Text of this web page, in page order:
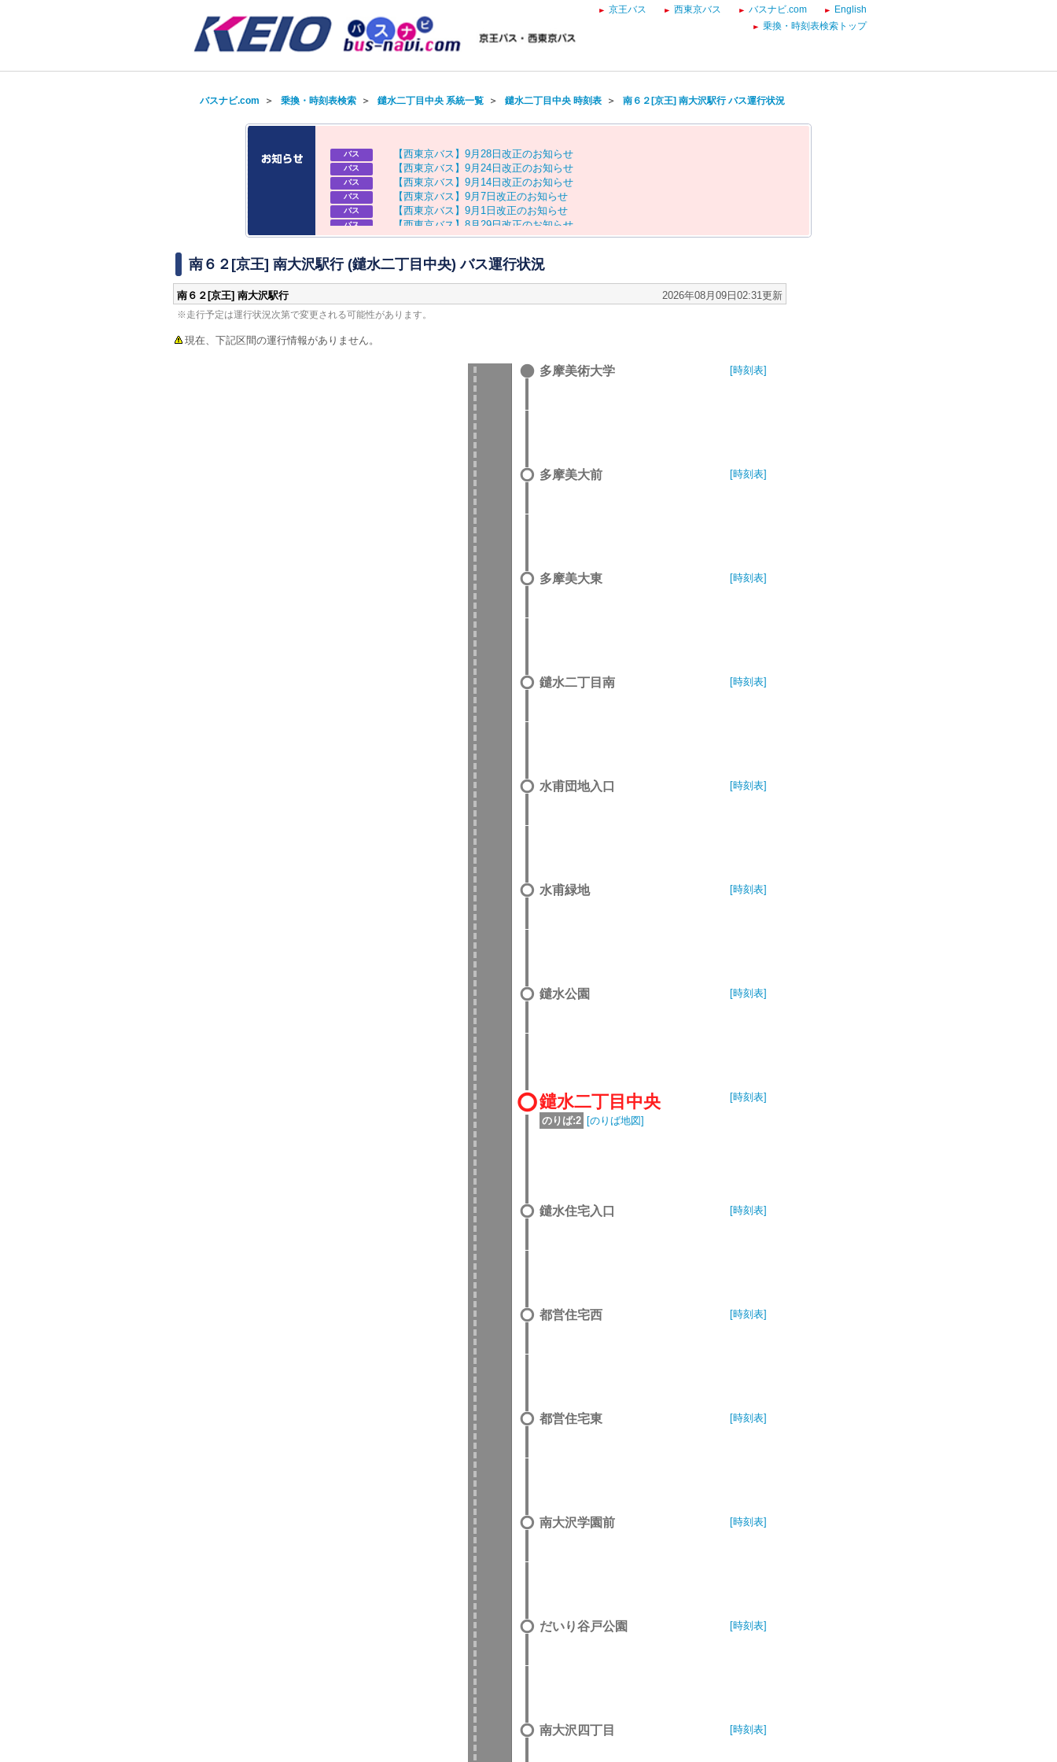
京王バス 西東京バス バスナビ.com
English
乗換・時刻表検索トップ
バスナビ.com ＞ 乗換・時刻表検索＞ 鑓水二丁目中央 系統一覧＞ 鑓水二丁目中央 時刻表＞ 南６２[京王] 南大沢駅行 バス運行状況
バス 【西東京バス 】 9月 28 日 改正のお知 らせ
バス 【西東京バス 】 9月 24 日 改正のお知 らせ
バス 【西東京バス 】 9月 14 日 改正のお知 らせ
バス 【西東京バス 】 9月 7 日 改正のお知 らせ
バス 【西東京バス 】 9月 1 日 改正のお知 らせ
バス 【西東京バス 】 8 月 29日改正のお知 らせ
バス 【京王バス】お盆ダイヤのお知らせ
南６２[京王] 南大沢駅行 (鑓水二丁目中央) バス運行状況
南６２[京王] 南大沢駅行 2026年08月09日02:31更新
※走行予定は運行状況次第で変更される可能性があります。
現在、下記区間の運行情報がありません。
多摩美術大学 [時刻表]
多摩美大前 [時刻表]
多摩美大東 [時刻表]
鑓水二丁目南 [時刻表]
水甫団地入口 [時刻表]
水甫緑地 [時刻表]
鑓水公園 [時刻表]
鑓水二丁目中央
のりば:2 [のりば地図]
[時刻表]
鑓水住宅入口 [時刻表]
都営住宅西 [時刻表]
都営住宅東 [時刻表]
南大沢学園前 [時刻表]
だいり谷戸公園 [時刻表]
南大沢四丁目 [時刻表]